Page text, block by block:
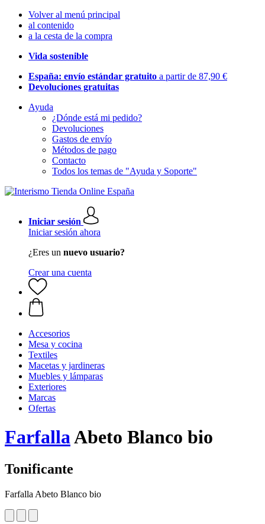
Volver al menú principal
al contenido
a la cesta de la compra
Vida sostenible
España: envío estándar gratuito a partir de 87,90 €
Devoluciones gratuitas
Ayuda
¿Dónde está mi pedido?
Devoluciones
Gastos de envío
Métodos de pago
Contacto
Todos los temas de "Ayuda y Soporte"
Iniciar sesión
Iniciar sesión ahora
¿Eres un nuevo usuario?
Crear una cuenta
Accesorios
Mesa y cocina
Textiles
Macetas y jardineras
Muebles y lámparas
Exteriores
Marcas
Ofertas
FarfallaAbeto Blanco bio
Tonificante
Farfalla Abeto Blanco bio